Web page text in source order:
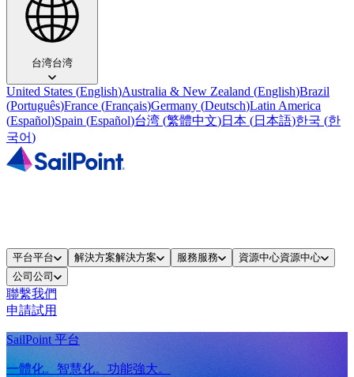
台湾台湾
United States (English)Australia & New Zealand (English)Brazil
(Português)France (Français)Germany (Deutsch)Latin America
(Español)Spain (Español)台湾 (繁體中文)日本 (日本語)한국 (한
국어)
平台平台 解決方案解決方案 服務服務 資源中心資源中心
公司 公司
聯繫我們
申請試用
SailPoint 平台
一體化。智慧化。功能強大。